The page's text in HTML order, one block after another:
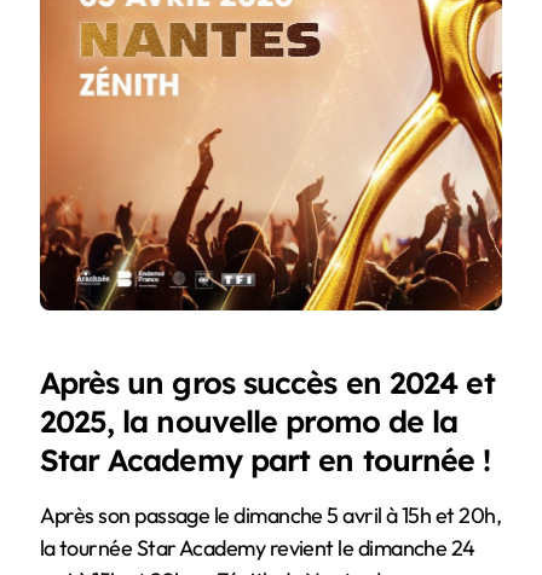
Après un gros succès en 2024 et
2025, la nouvelle promo de la
Star Academy part en tournée !
Après son passage le dimanche 5 avril à 15h et 20h,
la tournée Star Academy revient le dimanche 24